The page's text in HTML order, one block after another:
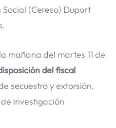
(Cereso) Duport
mañana del martes 11 de
del fiscal
secuestro y extorsión,
investigación